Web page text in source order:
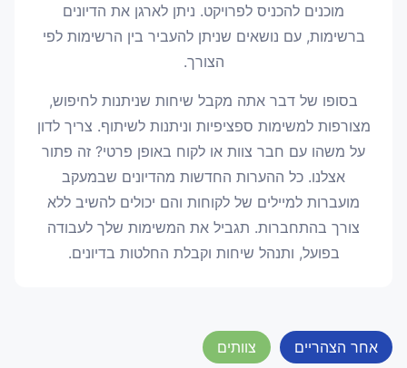
מוכנים להכניס לפרויקט. ניתן לארגן את הדיונים
ברשימות, עם נושאים שניתן להעביר בין הרשימות לפי
הצורך.
בסופו של דבר אתה מקבל שיחות שניתנות לחיפוש,
מצורפות למשימות ספציפיות וניתנות לשיתוף. צריך לדון
על משהו עם חבר צוות או לקוח באופן פרטי? זה פתור
אצלנו. כל ההערות החדשות מהדיונים שבמעקב
מועברות למיילים של לקוחות והם יכולים להשיב ללא
צורך בהתחברות. תגביל את המשימות שלך לעבודה
בפועל, ותנהל שיחות וקבלת החלטות בדיונים.
אחר הצהריים צוותים